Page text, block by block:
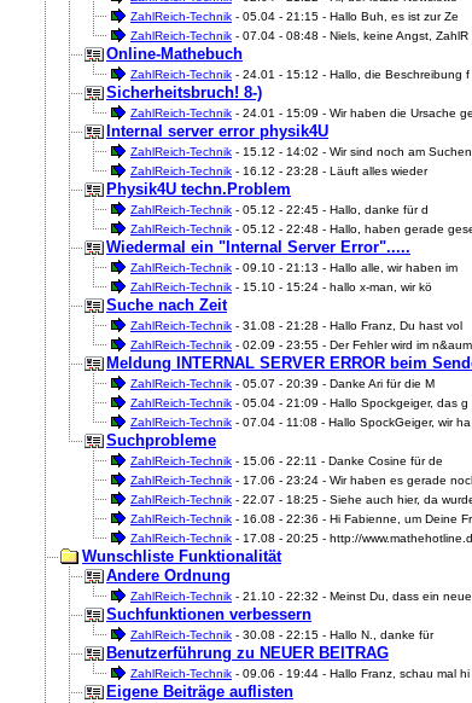
ZahlReich-Technik - 05.04 - 21:15 - Hallo Buh, es ist zur Ze
ZahlReich-Technik - 07.04 - 08:48 - Niels, keine Angst, ZahlR
Online-Mathebuch
ZahlReich-Technik - 24.01 - 15:12 - Hallo, die Beschreibung f
Sicherheitsbruch! 8-)
ZahlReich-Technik - 24.01 - 15:09 - Wir haben die Ursache ge
Internal server error physik4U
ZahlReich-Technik - 15.12 - 14:02 - Wir sind noch am Suchen
ZahlReich-Technik - 16.12 - 23:28 - Läuft alles wieder
Physik4U techn.Problem
ZahlReich-Technik - 05.12 - 22:45 - Hallo, danke für d
ZahlReich-Technik - 05.12 - 22:48 - Hallo, haben gerade
Wiedermal ein "Internal Server Error".....
ZahlReich-Technik - 09.10 - 21:13 - Hallo alle, wir haben im
ZahlReich-Technik - 15.10 - 15:24 - hallo x-man, wir kö
Suche nach Zeit
ZahlReich-Technik - 31.08 - 21:28 - Hallo Franz, Du hast vol
ZahlReich-Technik - 02.09 - 23:55 - Der Fehler wird im n&aum
Meldung INTERNAL SERVER ERROR beim
ZahlReich-Technik - 05.07 - 20:39 - Danke Ari für die M
ZahlReich-Technik - 05.04 - 21:09 - Hallo Spockgeiger, das g
ZahlReich-Technik - 07.04 - 11:08 - Hallo SpockGeiger, wir ha
Suchprobleme
ZahlReich-Technik - 15.06 - 22:11 - Danke Cosine für de
ZahlReich-Technik - 17.06 - 23:24 - Wir haben es gerade
ZahlReich-Technik - 22.07 - 18:25 - Siehe auch hier, da
ZahlReich-Technik - 16.08 - 22:36 - Hi Fabienne, um Deine Fr
ZahlReich-Technik - 17.08 - 20:25 - http://www.mathehotline.d
Wunschliste Funktionalität
Andere Ordnung
ZahlReich-Technik - 21.10 - 22:32 - Meinst Du, dass ein neue
Suchfunktionen verbessern
ZahlReich-Technik - 30.08 - 22:15 - Hallo N., danke für
Benutzerführung zu NEUER BEITRAG
ZahlReich-Technik - 09.06 - 19:44 - Hallo Franz, schau mal hi
Eigene Beiträge auflisten